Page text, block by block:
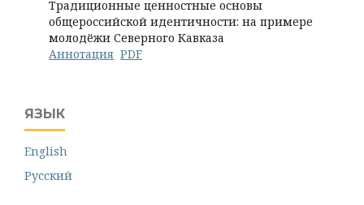
Традиционные ценностные основы
общероссийской идентичности: на примере
молодёжи Северного Кавказа
Аннотация PDF
ЯЗЫК
English
Русский